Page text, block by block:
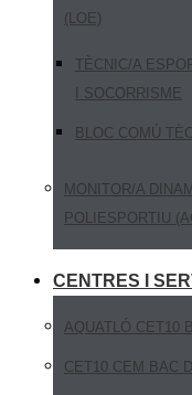
(LOE)
TÈCNIC/A
I SOCORRISME
BLOC COMÚ
MONITOR/A
POLIESPORTIU
CENTRES I
AQUATLÓ CET10
CET10 CEM BAC